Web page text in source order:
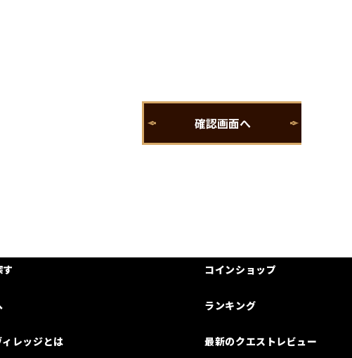
レッジとは
コインショップ
ランキング
最新のクエストレビュー